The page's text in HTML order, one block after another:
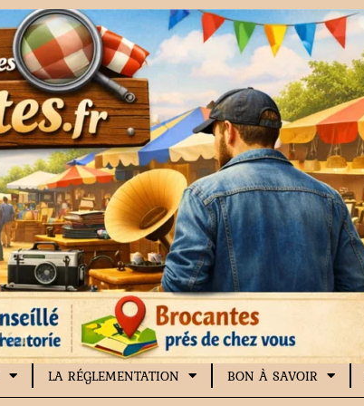
LA RÉGLEMENTATION BON À SAVOIR